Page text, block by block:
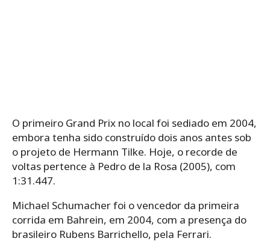
O primeiro Grand Prix no local foi sediado em 2004,
embora tenha sido construído dois anos antes sob
o projeto de Hermann Tilke. Hoje, o recorde de
voltas pertence à Pedro de la Rosa (2005), com
1:31.447.
Michael Schumacher foi o vencedor da primeira
corrida em Bahrein, em 2004, com a presença do
brasileiro Rubens Barrichello, pela Ferrari.